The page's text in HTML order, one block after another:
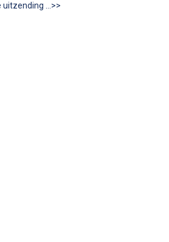
uitzending …>>